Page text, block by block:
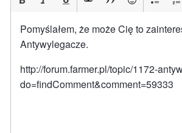
Pomyślałem, że może Cię to
Antywylegacze.
http://forum.farmer.pl/topic/1172-
do=findComment&comment=59333